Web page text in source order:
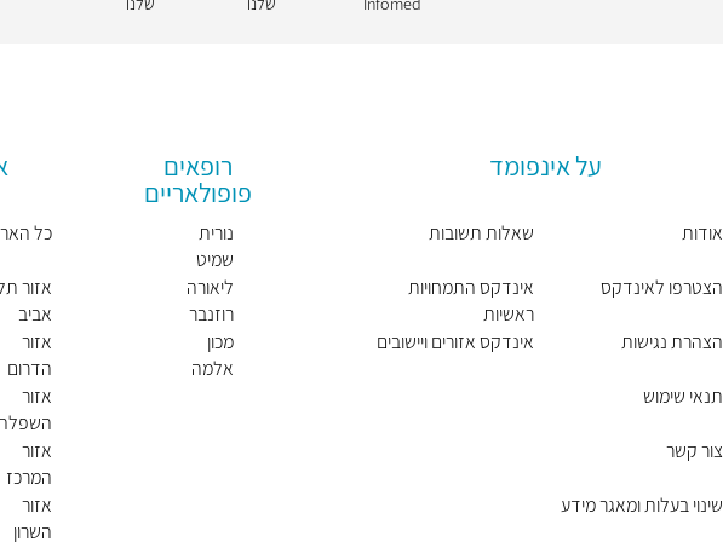
על אינפומד
אודות
הצטרפו לאינדקס
הצהרת נגישות
תנאי שימוש
צור קשר
שינוי בעלות ומאגר מידע
שאלות תשובות
אינדקס התמחויות
ראשיות
אינדקס אזורים ויישובים
רופאים
פופולאריים
נורית
שמיט
קלנדר
וב
ליאורה
רוזנבר
ג
מכון
אלמה
כל
אזור
אביב
אזור
הדרום
אזור
השפלה
אזור
המרכז
אזור
השרון